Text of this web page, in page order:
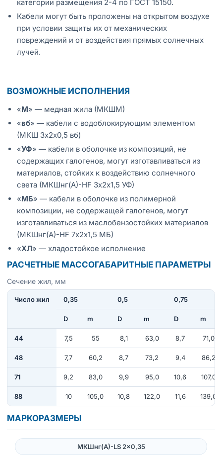
категории размещения 2-4 по ГОСТ 15150.
Кабели могут быть проложены на открытом воздухе
при условии защиты их от механических
повреждений и от воздействия прямых солнечных
лучей.
ВОЗМОЖНЫЕ ИСПОЛНЕНИЯ
«М» — медная жила (МКШМ)
«вб» — кабели с водоблокирующим элементом
(МКШ 3х2х0,5 вб)
«УФ» — кабели в оболочке из композиций, не
содержащих галогенов, могут изготавливаться из
материалов, стойких к воздействию солнечного
света (МКШнг(А)-HF 3х2х1,5 УФ)
«МБ» — кабели в оболочке из полимерной
композиции, не содержащей галогенов, могут
изготавливаться из маслобензостойких материалов
(МКШнг(А)-HF 7х2х1,5 МБ)
«ХЛ» — хладостойкое исполнение
РАСЧЕТНЫЕ МАССОГАБАРИТНЫЕ ПАРАМЕТРЫ
Сечение жил, мм
Число жил 0,35 0,5 0,75
D m D m D m
44 7,5 55 8,1 63,0 8,7 71,0
48 7,7 60,2 8,7 73,2 9,4 86,2
71 9,2 83,0 9,9 95,0 10,6 107,0
88 10 105,0 10,8 122,0 11,6 139,0
МАРКОРАЗМЕРЫ
МКШнг(А)-LS 2×0,35